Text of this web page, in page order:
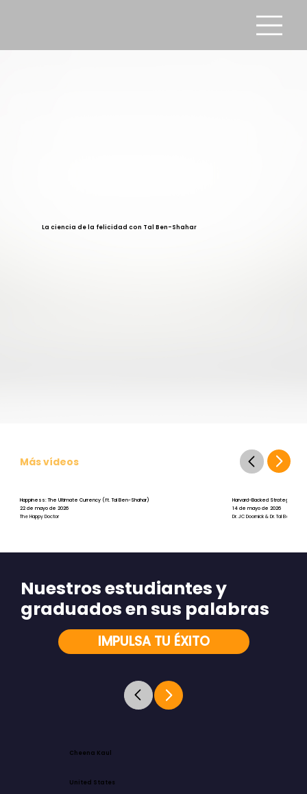
La ciencia de la felicidad con Tal Ben-Shahar
Más vídeos
Happiness: The Ultimate Currency (ft. Tal Ben-Shahar)
22 de mayo de 2026
The Happy Doctor
Harvard-Backed Strategies for
14 de mayo de 2026
Dr. JC Doornick & Dr. Tal Ben-
IMPULSA TU ÉXITO
Nuestros estudiantes y
graduados en sus palabras
Cheena Kaul
United States